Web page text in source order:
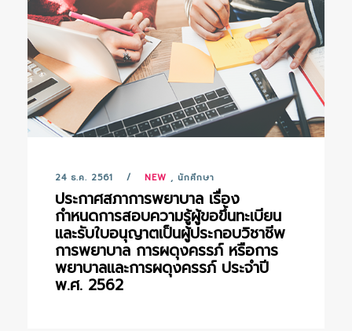
24 ธ.ค. 2561 NEW , นักศึกษา
ประกาศสภาการพยาบาล เรื่อง
กำหนดการสอบความรู้ผู้ขอขึ้นทะเบียน
และรับใบอนุญาตเป็นผู้ประกอบวิชาชีพ
การพยาบาล การผดุงครรภ์ หรือการ
พยาบาลและการผดุงครรภ์ ประจำปี
พ.ศ. 2562